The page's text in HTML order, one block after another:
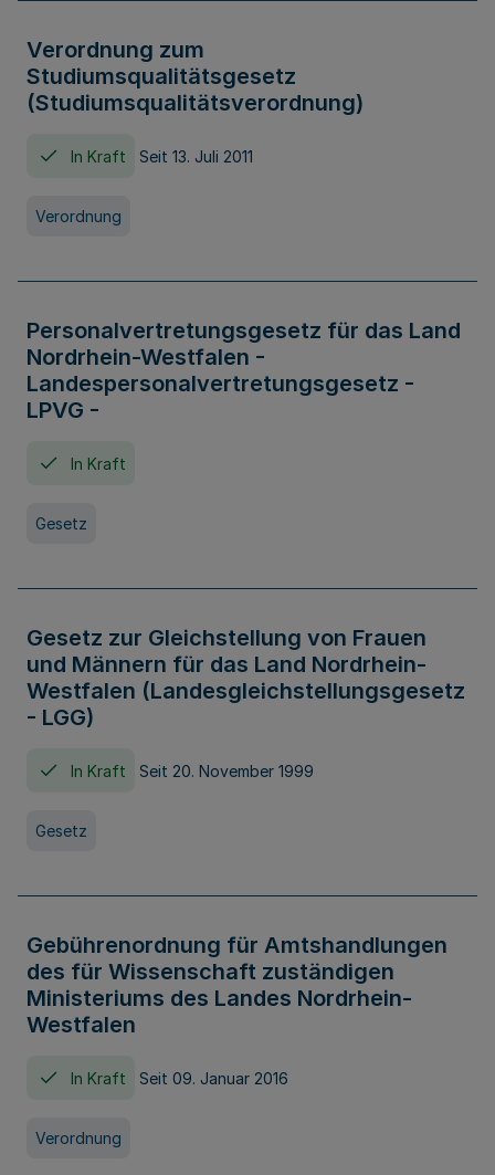
Verordnung zum
Studiumsqualitätsgesetz
(Studiumsqualitätsverordnung)
In Kraft Seit 13. Juli 2011
Verordnung
Personalvertretungsgesetz für das Land
Nordrhein-Westfalen -
Landespersonalvertretungsgesetz -
LPVG -
In Kraft
Gesetz
Gesetz zur Gleichstellung von Frauen
und Männern für das Land Nordrhein-
Westfalen (Landesgleichstellungsgesetz
- LGG)
In Kraft Seit 20. November 1999
Gesetz
Gebührenordnung für Amtshandlungen
des für Wissenschaft zuständigen
Ministeriums des Landes Nordrhein-
Westfalen
In Kraft Seit 09. Januar 2016
Verordnung